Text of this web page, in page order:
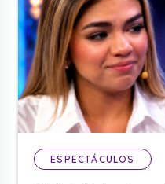
ESPECTÁCULOS